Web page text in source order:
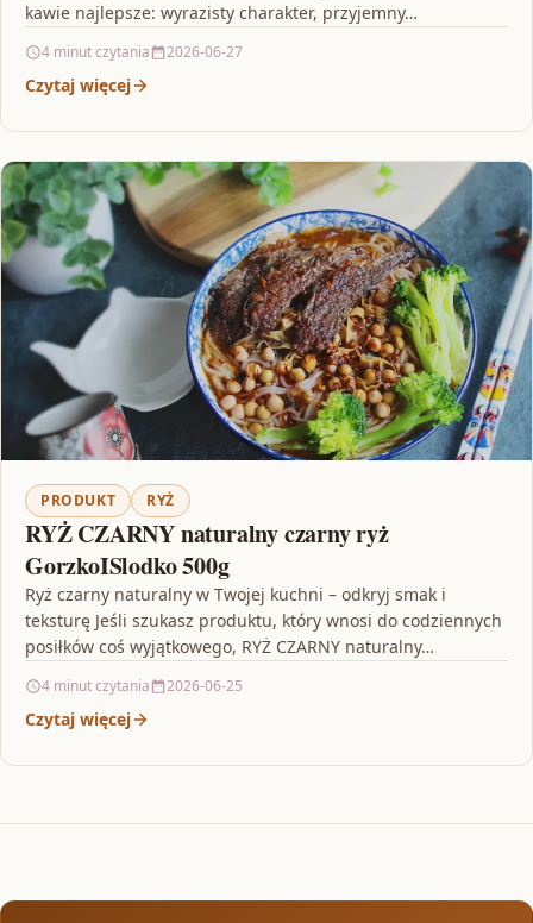
kawie najlepsze: wyrazisty charakter, przyjemny…
4 minut czytania 2026-06-27
Czytaj więcej
PRODUKT RYŻ
RYŻ CZARNY naturalny czarny ryż
GorzkoISlodko 500g
Ryż czarny naturalny w Twojej kuchni – odkryj smak i
teksturę Jeśli szukasz produktu, który wnosi do codziennych
posiłków coś wyjątkowego, RYŻ CZARNY naturalny…
4 minut czytania 2026-06-25
Czytaj więcej